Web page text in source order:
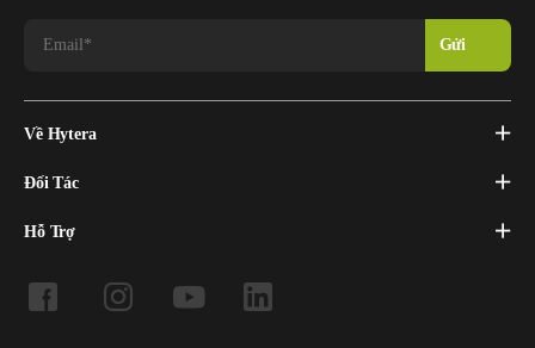
Về Hytera
Đối Tác
Hỗ Trợ